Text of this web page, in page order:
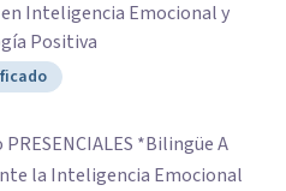
Inteligencia Emocional y
Positiva
*Bilingüe A
la Inteligencia Emocional